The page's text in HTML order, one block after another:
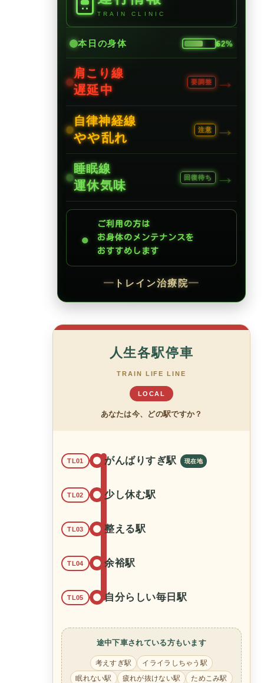
TRAIN CLINIC
本日の身体 62%
肩こり線
遅延中
要調整 →
自律神経線
やや乱れ
注意 →
睡眠線
運休気味
回復待ち →
●
ご利用の方は
お身体のメンテナンスを
おすすめします
━ トレイン治療院━
人生各駅停車
TRAIN LIFE LINE
LOCAL
あなたは今、どの駅ですか？
TL01 がんばりすぎ駅
TL02 少し休む駅
TL03 整える駅
TL04 余裕駅
TL05 自分らしい毎日駅
途中下車されている方もいます
考えすぎ駅
イライラしちゃう駅
眠れない駅
疲れが抜けない駅 ためこみ駅